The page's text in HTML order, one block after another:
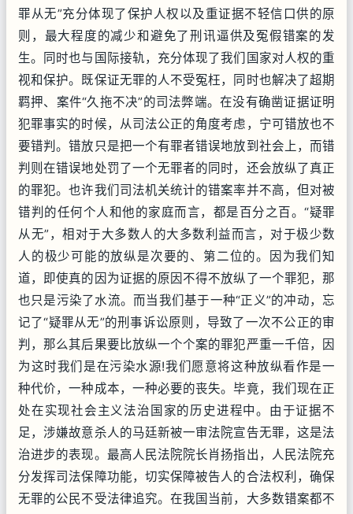
罪从无”充分体现了保护人权以及重证据不轻信口供的原
则，最大程度的减少和避免了刑讯逼供及冤假错案的发
生。同时也与国际接轨，充分体现了我们国家对人权的重
视和保护。既保证无罪的人不受冤枉，同时也解决了超期
羁押、案件“久拖不决”的司法弊端。在没有确凿证据证明
犯罪事实的时候，从司法公正的角度考虑，宁可错放也不
要错判。错放只是把一个有罪者错误地放到社会上，而错
判则在错误地处罚了一个无罪者的同时，还会放纵了真正
的罪犯。也许我们司法机关统计的错案率并不高，但对被
错判的任何个人和他的家庭而言，都是百分之百。“疑罪
从无”，相对于大多数人的大多数利益而言，对于极少数
人的极少可能的放纵是次要的、第二位的。因为我们知
道，即使真的因为证据的原因不得不放纵了一个罪犯，那
也只是污染了水流。而当我们基于一种“正义”的冲动，忘
记了“疑罪从无”的刑事诉讼原则，导致了一次不公正的审
判，那么其后果要比放纵一个个案的罪犯严重一千倍，因
为这时我们是在污染水源!我们愿意将这种放纵看作是一
种代价，一种成本，一种必要的丧失。毕竟，我们现在正
处在实现社会主义法治国家的历史进程中。由于证据不
足，涉嫌故意杀人的马廷新被一审法院宣告无罪，这是法
治进步的表现。最高人民法院院长肖扬指出，人民法院充
分发挥司法保障功能，切实保障被告人的合法权利，确保
无罪的公民不受法律追究。在我国当前，大多数错案都不